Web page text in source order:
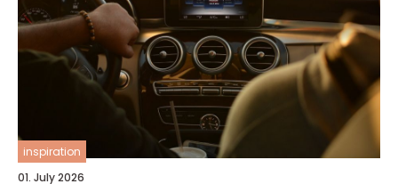
inspiration
01. July 2026